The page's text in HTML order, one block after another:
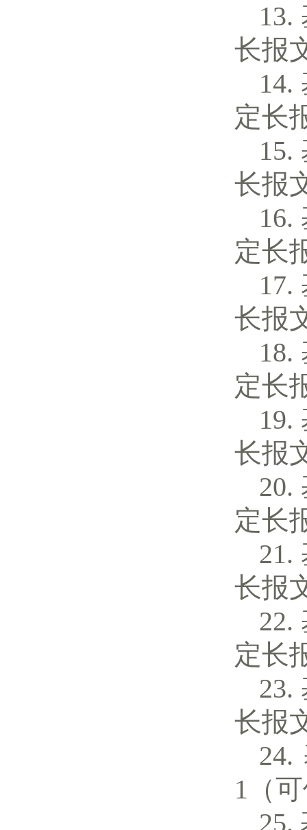
长报
定长
长报
定长
长报
定长
长报
定长
长报
定长
长报
1（